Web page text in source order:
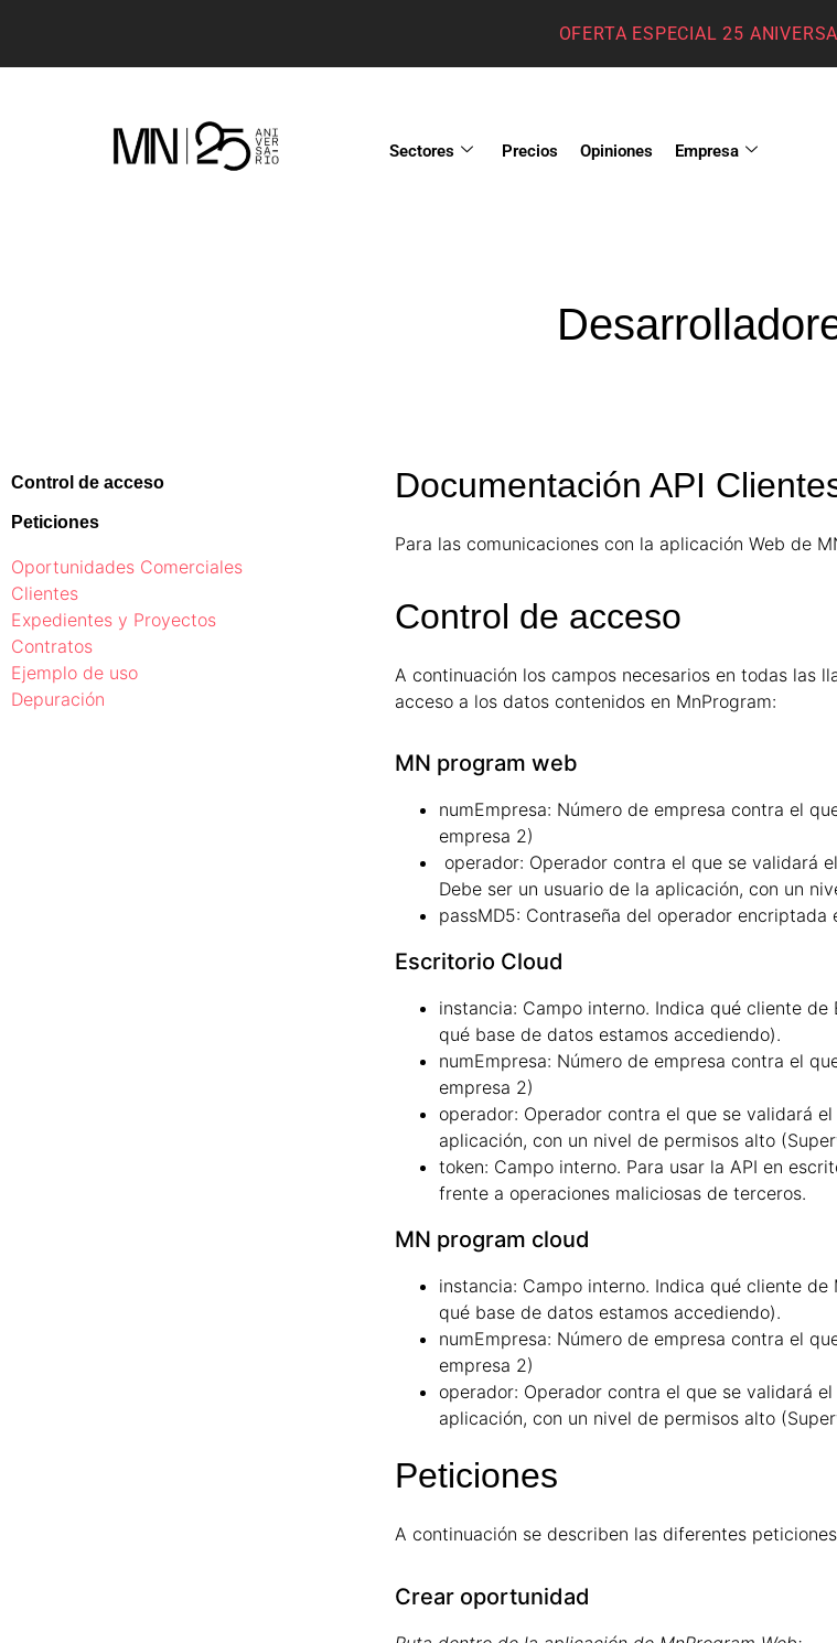
OFERTA ESPECIAL 25
Sectores Precios Opiniones Empresa
Control de acceso
Peticiones
Oportunidades Comerciales
Clientes
Expedientes y Proyectos
Contratos
Ejemplo de uso
Depuración
Documentación API
Para las comunicaciones con la aplicación Web de
Control de acceso
A continuación los campos necesarios en todas las
acceso a los datos contenidos en MnProgram:
MN program web
numEmpresa: Número de empresa contra el
empresa 2)
operador: Operador contra el que se validará
Debe ser un usuario de la aplicación, con un
passMD5: Contraseña del operador encriptada
Escritorio Cloud
instancia: Campo interno. Indica qué cliente
qué base de datos estamos accediendo).
numEmpresa: Número de empresa contra el
empresa 2)
operador: Operador contra el que se validará
aplicación, con un nivel de permisos alto
token: Campo interno. Para usar la API en
frente a operaciones maliciosas de terceros.
MN program cloud
instancia: Campo interno. Indica qué cliente
qué base de datos estamos accediendo).
numEmpresa: Número de empresa contra el
empresa 2)
operador: Operador contra el que se validará
aplicación, con un nivel de permisos alto
Peticiones
A continuación se describen las diferentes
Crear oportunidad